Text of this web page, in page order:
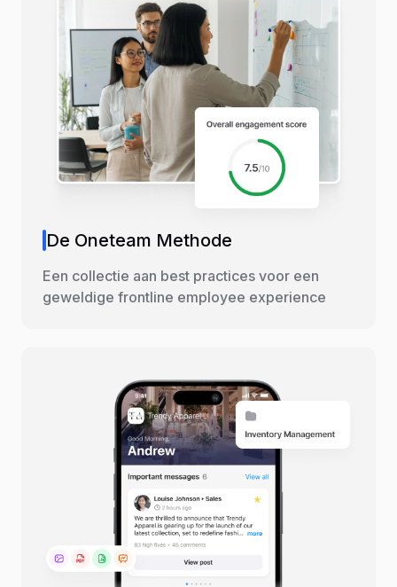
De Oneteam Methode
Een collectie aan best practices voor een
geweldige frontline employee experience